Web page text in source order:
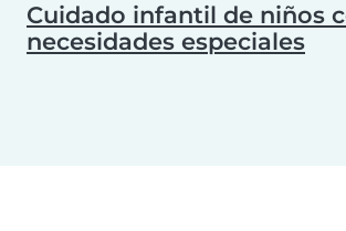
Cuidado infantil de niños
necesidades especiales